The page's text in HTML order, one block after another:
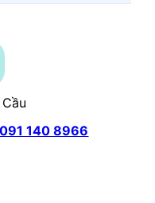
091 140 8966